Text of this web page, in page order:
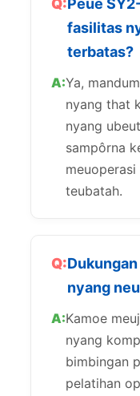
Peuë
fasilitas
terbatas?
Ya,
nyang that
nyang
sampôrna
teubatah.
nyang
Kamoe
nyang
bimbingan
pelatihan